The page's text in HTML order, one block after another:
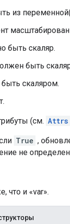
из
быть скаляр.
быть
скаляром.
(см. Attrs
True ,
не
что и «var».